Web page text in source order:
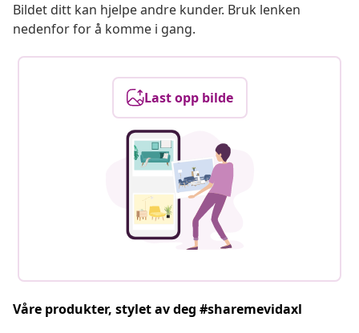
Bildet ditt kan hjelpe andre kunder. Bruk lenken
nedenfor for å komme i gang.
Last opp bilde
Våre produkter, stylet av deg #sharemevidaxl